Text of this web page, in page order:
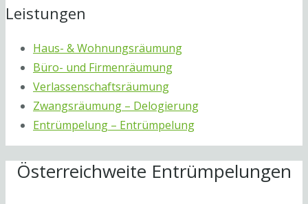
Leistungen
Haus- & Wohnungsräumung
Büro- und Firmenräumung
Verlassenschaftsräumung
Zwangsräumung – Delogierung
Entrümpelung – Entrümpelung
Österreichweite Entrümpelungen